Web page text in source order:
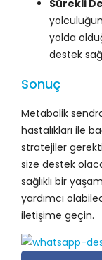
Sürekli
yolda
destek
Sonuç
Metabolik
hastalıkları ile
stratejiler
size destek
sağlıklı bir
yardımcı
iletişime geçin.